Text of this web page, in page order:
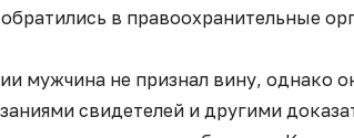
в правоохранительные
мужчина не признал вину, однако
свидетелей и другими